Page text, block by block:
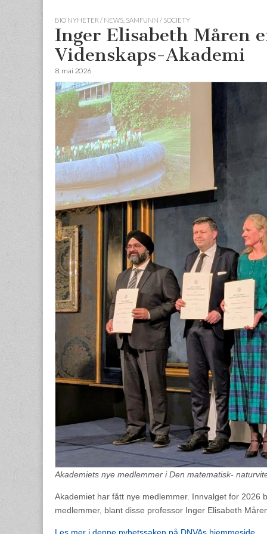
BIO NYHETER / NEWS SAMFUNN / SOCIETY
Inger Elisabeth Måren
Videnskaps-Akademi
8. mai 2026
Akademiets nye medlemmer i Den matematisk-
Akademiet har fått nye medlemmer. Innvalget for
medlemmer, blant disse professor Inger Elisabeth